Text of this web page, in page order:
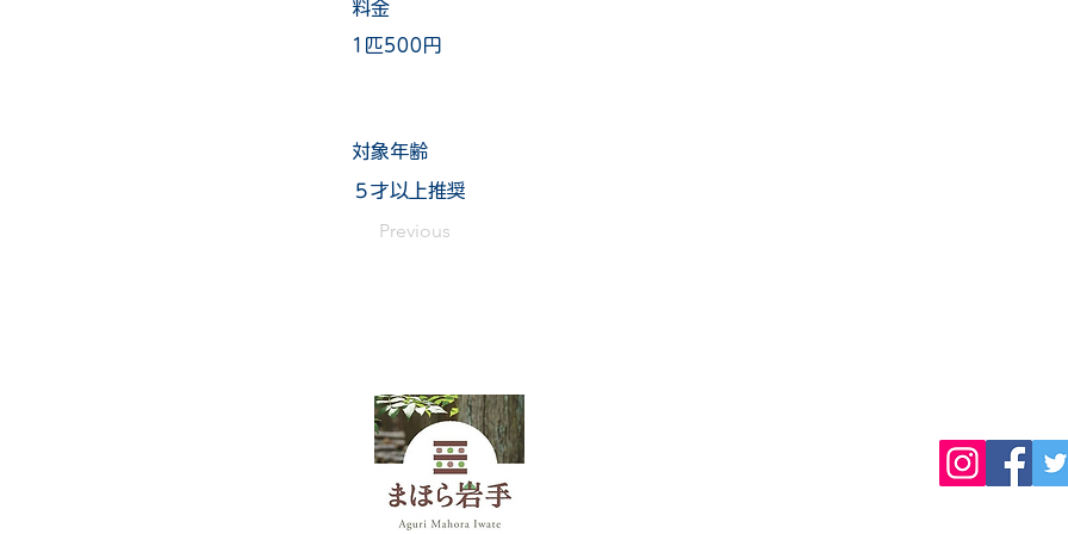
料金
1匹500円
​対象年齢
５才以上推奨
Previous